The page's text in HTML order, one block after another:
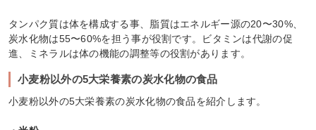
タンパク質は体を構成する事、脂質はエネルギー源の20〜30%、
炭水化物は55〜60%を担う事が役割です。ビタミンは代謝の促
進、ミネラルは体の機能の調整等の役割があります。
小麦粉以外の5大栄養素の炭水化物の食品
小麦粉以外の5大栄養素の炭水化物の食品を紹介します。